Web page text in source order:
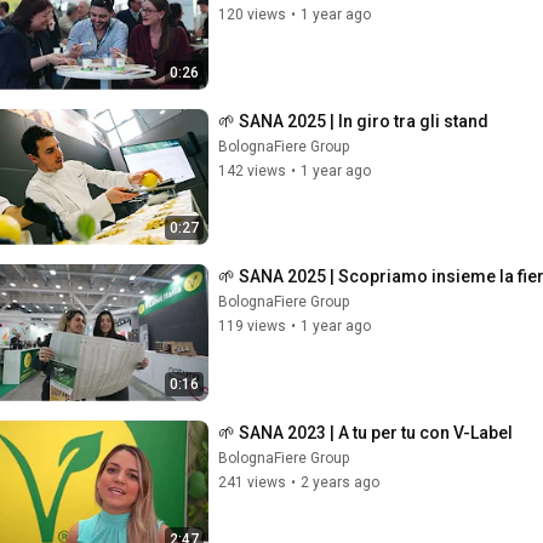
0:26
120 views • 1 year ago
0:27
🌱 SANA 2025 | In giro tra gli stand
BolognaFiere Group
142 views • 1 year ago
0:16
🌱 SANA 2025 | Scopriamo insieme la
BolognaFiere Group
119 views • 1 year ago
2:47
🌱 SANA 2023 | A tu per tu con V-Label
BolognaFiere Group
241 views • 2 years ago